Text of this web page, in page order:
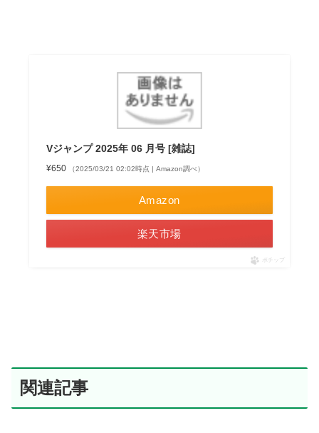
Vジャンプ 2025年 06 月号 [雑誌]
¥650 （2025/03/21 02:02時点 | Amazon調べ）
Amazon
楽天市場
ポチップ
関連記事